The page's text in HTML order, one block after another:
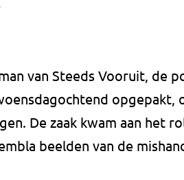
van Steeds Vooruit, de
opgepakt,
De zaak kwam aan het
beelden van de